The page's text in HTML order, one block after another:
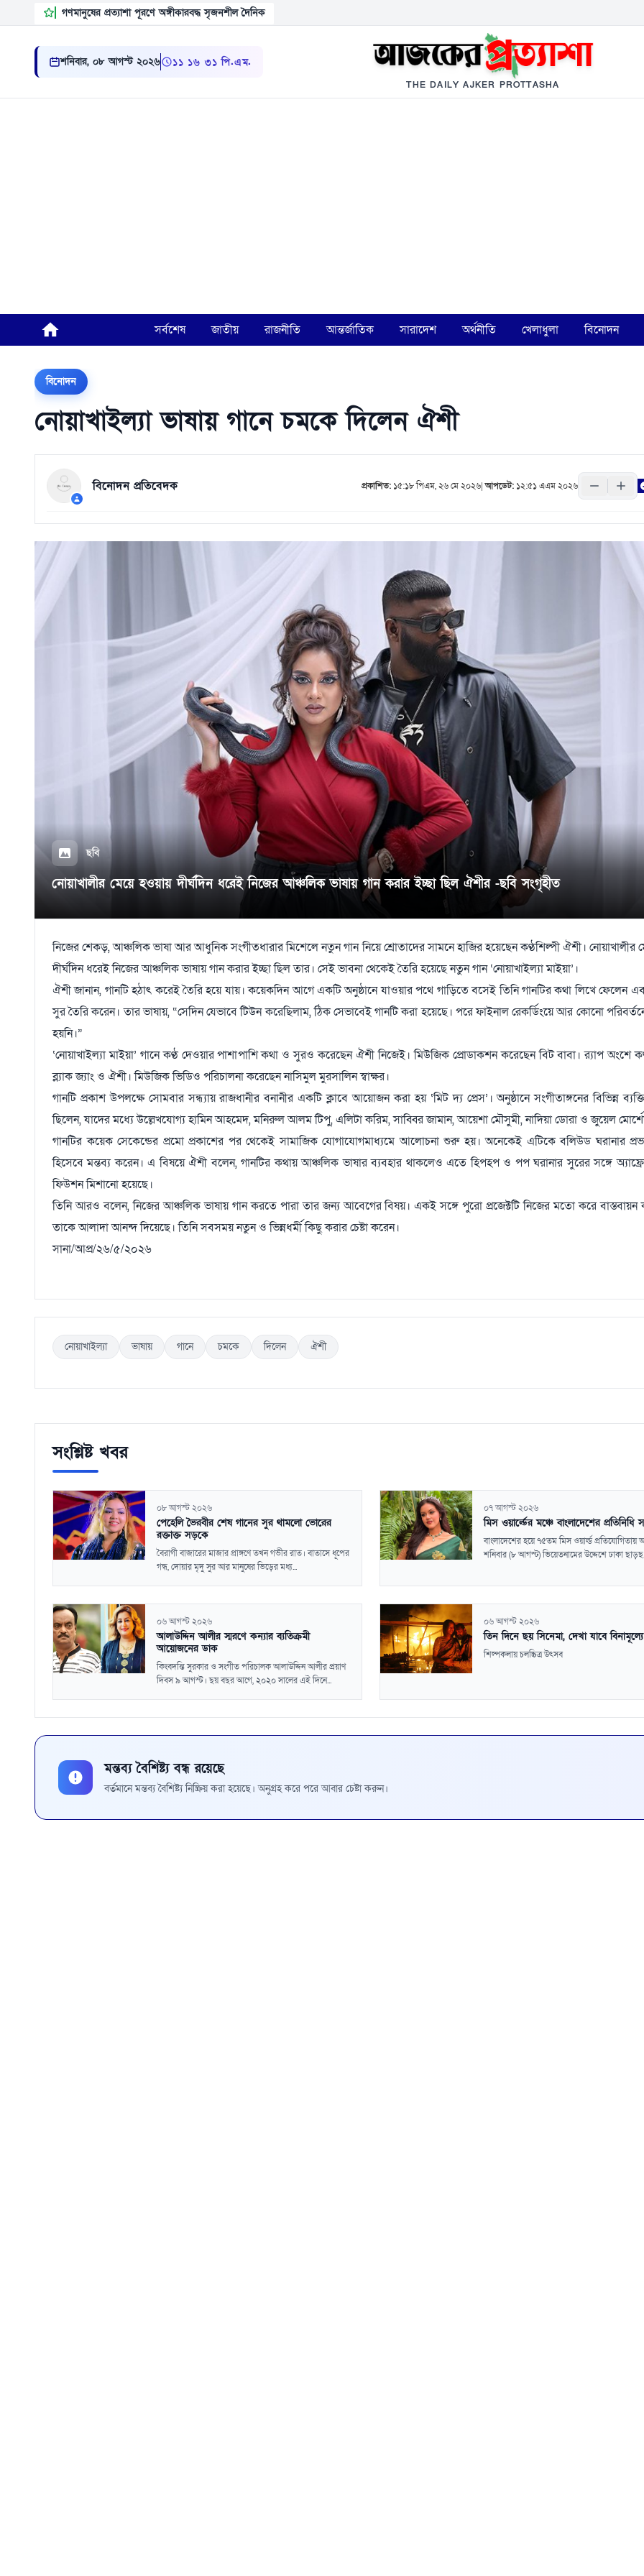
গণমানুষের প্রত্যাশা পূরণে অঙ্গীকারবদ্ধ সৃজনশীল দৈনিক
শনিবার, ০৮ আগস্ট ২০২৬ ১১ ১৬ ৩৩ পি.এম.
THE DAILY AJKER PROTTASHA
সর্বশেষ জাতীয় রাজনীতি আন্তর্জাতিক সারাদেশ অর্থনীতি খেলাধুলা বিনোদন
বিনোদন
নোয়াখাইল্যা ভাষায় গানে চমকে দিলেন ঐশী
বিনোদন প্রতিবেদক প্রকাশিত: ১৫:১৮ পিএম, ২৬ মে ২০২৬|আপডেট: ১২:৫১ এএম ২০২৬
ছবি
নোয়াখালীর মেয়ে হওয়ায় দীর্ঘদিন ধরেই নিজের আঞ্চলিক ভাষায় গান করার ইচ্ছা ছিল ঐশীর -ছবি সংগৃহীত
নিজের শেকড়, আঞ্চলিক ভাষা আর আধুনিক সংগীতধারার মিশেলে নতুন গান নিয়ে শ্রোতাদের সামনে হাজির হয়েছেন কণ্ঠশিল্পী ঐশী। নোয়াখালীর
দীর্ঘদিন ধরেই নিজের আঞ্চলিক ভাষায় গান করার ইচ্ছা ছিল তার। সেই ভাবনা থেকেই তৈরি হয়েছে নতুন গান ‘নোয়াখাইল্যা মাইয়া’।
ঐশী জানান, গানটি হঠাৎ করেই তৈরি হয়ে যায়। কয়েকদিন আগে একটি অনুষ্ঠানে যাওয়ার পথে গাড়িতে বসেই তিনি গানটির কথা লিখে ফেলেন
সুর তৈরি করেন। তার ভাষায়, “সেদিন যেভাবে টিউন করেছিলাম, ঠিক সেভাবেই গানটি করা হয়েছে। পরে ফাইনাল রেকর্ডিংয়ে আর কোনো
হয়নি।”
‘নোয়াখাইল্যা মাইয়া’ গানে কণ্ঠ দেওয়ার পাশাপাশি কথা ও সুরও করেছেন ঐশী নিজেই। মিউজিক প্রোডাকশন করেছেন বিট বাবা। র‌্যাপ অংশে
ব্ল্যাক জ্যাং ও ঐশী। মিউজিক ভিডিও পরিচালনা করেছেন নাসিমুল মুরসালিন স্বাক্ষর।
গানটি প্রকাশ উপলক্ষে সোমবার সন্ধ্যায় রাজধানীর বনানীর একটি ক্লাবে আয়োজন করা হয় ‘মিট দ্য প্রেস’। অনুষ্ঠানে সংগীতাঙ্গনের বিভিন্ন
ছিলেন, যাদের মধ্যে উল্লেখযোগ্য হামিন আহমেদ, মনিরুল আলম টিপু, এলিটা করিম, সাব্বির জামান, আয়েশা মৌসুমী, নাদিয়া ডোরা ও জুয়েল
গানটির কয়েক সেকেন্ডের প্রমো প্রকাশের পর থেকেই সামাজিক যোগাযোগমাধ্যমে আলোচনা শুরু হয়। অনেকেই এটিকে বলিউড ঘরানার
হিসেবে মন্তব্য করেন। এ বিষয়ে ঐশী বলেন, গানটির কথায় আঞ্চলিক ভাষার ব্যবহার থাকলেও এতে হিপহপ ও পপ ঘরানার সুরের সঙ্গে
ফিউশন মিশানো হয়েছে।
তিনি আরও বলেন, নিজের আঞ্চলিক ভাষায় গান করতে পারা তার জন্য আবেগের বিষয়। একই সঙ্গে পুরো প্রজেক্টটি নিজের মতো করে বাস্তবায়ন
তাকে আলাদা আনন্দ দিয়েছে। তিনি সবসময় নতুন ও ভিন্নধর্মী কিছু করার চেষ্টা করেন।
সানা/আপ্র/২৬/৫/২০২৬
নোয়াখাইল্যা ভাষায় গানে চমকে দিলেন ঐশী
সংশ্লিষ্ট খবর
০৮ আগস্ট ২০২৬
পেহেলি ভৈরবীর শেষ গানের সুর থামলো ভোরের
রক্তাক্ত সড়কে
বৈরাগী বাজারের মাজার প্রাঙ্গণে তখন গভীর রাত। বাতাসে ধূপের
গন্ধ, দোয়ার মৃদু সুর আর মানুষের ভিড়ের মধ্য...
০৭ আগস্ট ২০২৬
মিস ওয়ার্ল্ডের মঞ্চে বাংলাদেশের প্রতিনিধি
বাংলাদেশের হয়ে ৭৫তম মিস ওয়ার্ল্ড প্রতিযোগিতায়
শনিবার (৮ আগস্ট) ভিয়েতনামের উদ্দেশে ঢাকা
০৬ আগস্ট ২০২৬
আলাউদ্দিন আলীর স্মরণে কন্যার ব্যতিক্রমী
আয়োজনের ডাক
কিংবদন্তি সুরকার ও সংগীত পরিচালক আলাউদ্দিন আলীর প্রয়াণ
দিবস ৯ আগস্ট। ছয় বছর আগে, ২০২০ সালের এই দিনে...
০৬ আগস্ট ২০২৬
তিন দিনে ছয় সিনেমা, দেখা যাবে বিনামূল্যে
শিল্পকলায় চলচ্চিত্র উৎসব
মন্তব্য বৈশিষ্ট্য বন্ধ রয়েছে
বর্তমানে মন্তব্য বৈশিষ্ট্য নিষ্ক্রিয় করা হয়েছে। অনুগ্রহ করে পরে আবার চেষ্টা করুন।